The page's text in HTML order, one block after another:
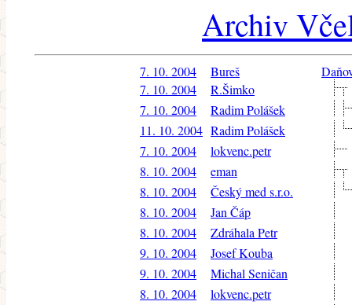
Archiv
7. 10. 2004 Bureš
7. 10. 2004
R.Šimko
7. 10. 2004
Radim Polášek
11. 10. 2004 Radim Polášek
7. 10. 2004
lokvenc.petr
8. 10. 2004
eman
8. 10. 2004
Český med s.r.o.
8. 10. 2004
Jan Čáp
8. 10. 2004
Zdráhala Petr
9. 10. 2004
Josef Kouba
9. 10. 2004
Michal Seničan
8. 10. 2004
lokvenc.petr